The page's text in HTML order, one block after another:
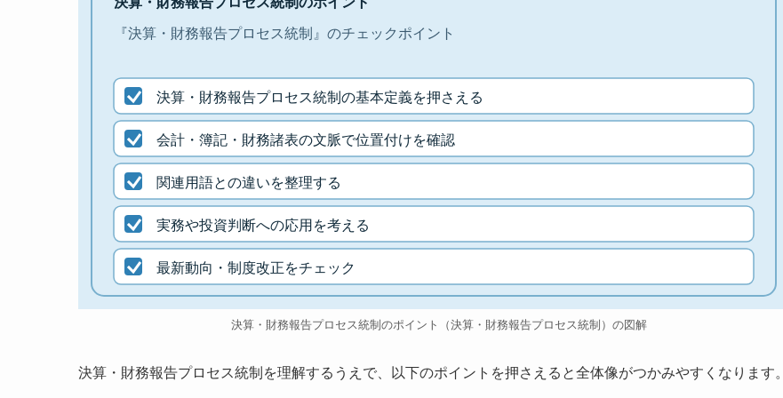
『決算・財務報告プロセス統制』のチェックポイント
決算・財務報告プロセス統制の基本定義を押さえる
会計・簿記・財務諸表の文脈で位置付けを確認
関連用語との違いを整理する
実務や投資判断への応用を考える
最新動向・制度改正をチェック
決算・財務報告プロセス統制のポイント（決算・財務報告プロセス統制）の図解
決算・財務報告プロセス統制を理解するうえで、以下のポイントを押さえると全体像がつかみやすくなります。